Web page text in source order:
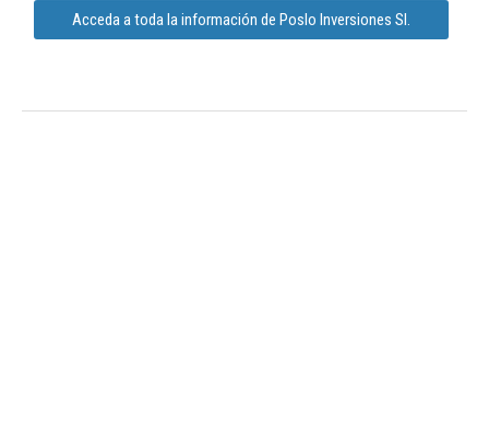
Acceda a toda la información de Poslo Inversiones Sl.